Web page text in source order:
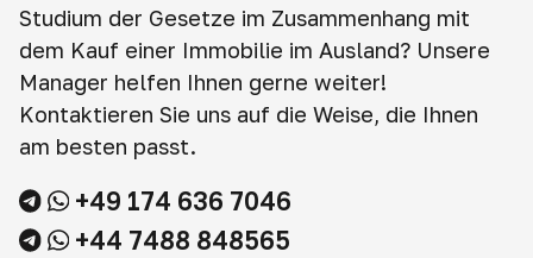
Studium der Gesetze im Zusammenhang mit
dem Kauf einer Immobilie im Ausland? Unsere
Manager helfen Ihnen gerne weiter!
Kontaktieren Sie uns auf die Weise, die Ihnen
am besten passt.
+49 174 636 7046
+44 7488 848565